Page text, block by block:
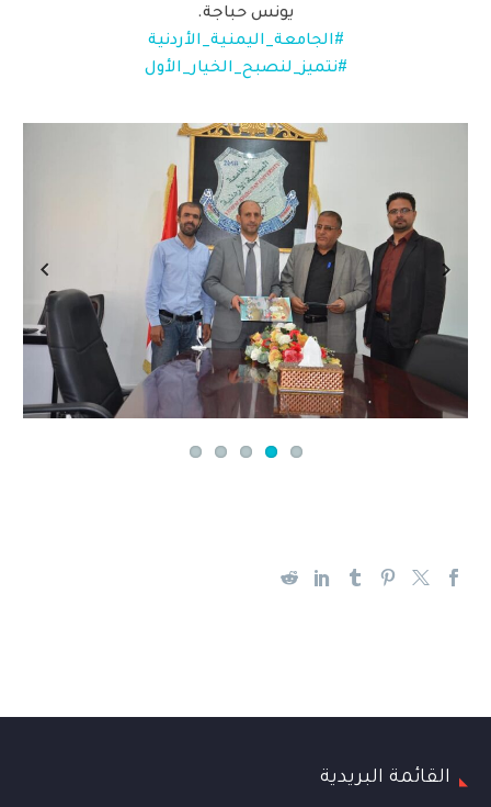
يونس حباجة.
#الجامعة_اليمنية_الأردنية
#نتميز_لنصبح_الخيار_الأول
Previous Next
القائمة البريدية